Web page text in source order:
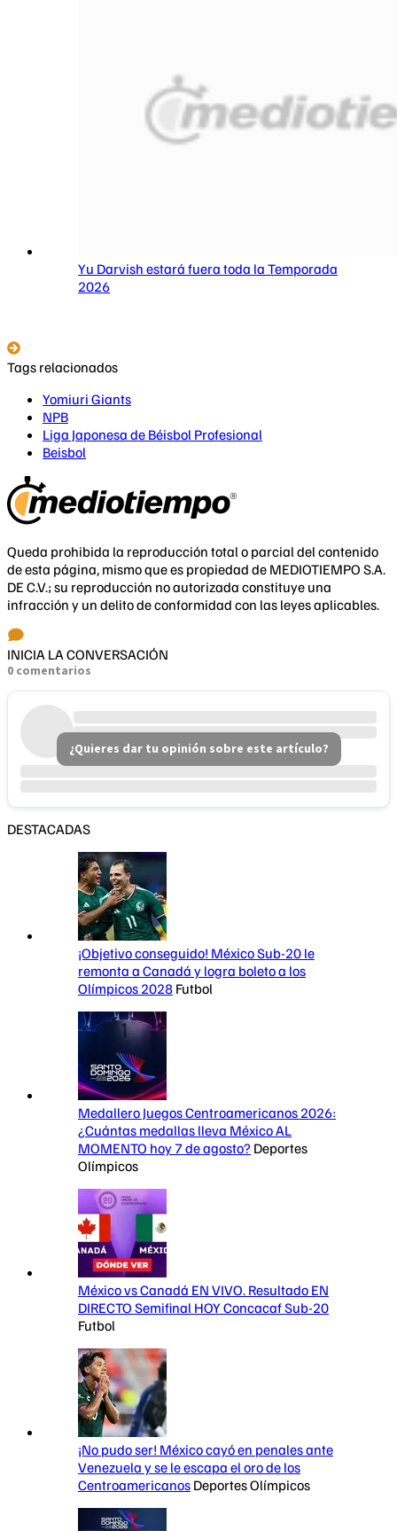
Yu Darvish estará fuera toda la Temporada
2026
Tags relacionados
Yomiuri Giants
NPB
Liga Japonesa de Béisbol Profesional
Beisbol
Queda prohibida la reproducción total o parcial del contenido
de esta página, mismo que es propiedad de MEDIOTIEMPO S.A.
DE C.V.; su reproducción no autorizada constituye una
infracción y un delito de conformidad con las leyes aplicables.
INICIA LA CONVERSACIÓN
0 comentarios
¿Quieres dar tu opinión sobre este artículo?
DESTACADAS
¡Objetivo conseguido! México Sub-20 le
remonta a Canadá y logra boleto a los
Olímpicos 2028 Futbol
Medallero Juegos Centroamericanos 2026:
¿Cuántas medallas lleva México AL
MOMENTO hoy 7 de agosto? Deportes
Olímpicos
México vs Canadá EN VIVO. Resultado EN
DIRECTO Semifinal HOY Concacaf Sub-20
Futbol
¡No pudo ser! México cayó en penales ante
Venezuela y se le escapa el oro de los
Centroamericanos Deportes Olímpicos